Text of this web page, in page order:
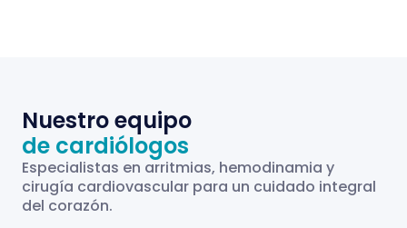
Nuestro equipo
de cardiólogos
Especialistas en arritmias, hemodinamia y
cirugía cardiovascular para un cuidado integral
del corazón.